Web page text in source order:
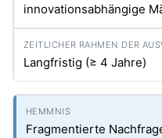
innovationsabhängige
Langfristig (≥ 4 Jahre)
Fragmentierte